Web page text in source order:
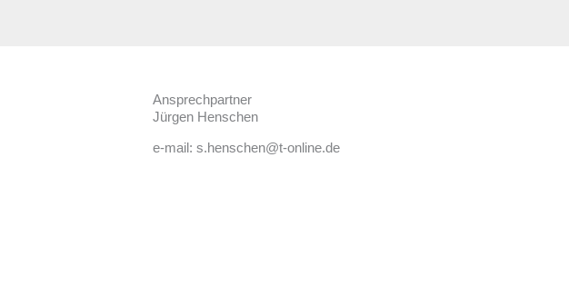
Ansprechpartner
Jürgen Henschen
e-mail: s.henschen@t-online.de